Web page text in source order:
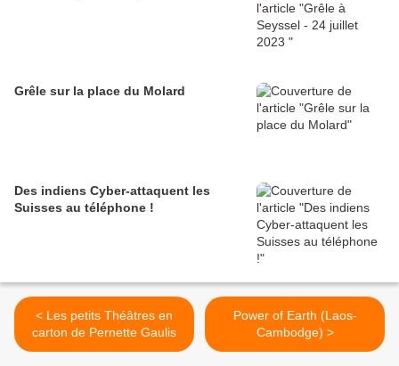
Grêle sur la place du Molard
Des indiens Cyber-attaquent les
Suisses au téléphone !
< Les petits Théâtres en
carton de Pernette Gaulis
Power of Earth (Laos-
Cambodge) >